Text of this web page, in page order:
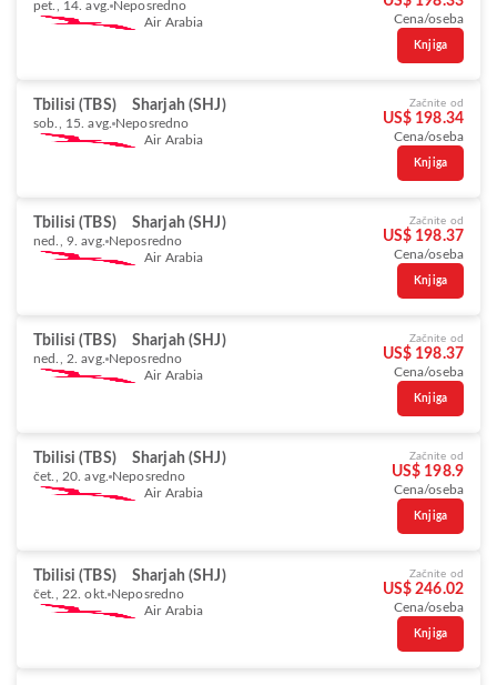
pet., 14. avg. Neposredno
Air Arabia
Cena/oseba
Knjiga
Tbilisi (TBS) Sharjah (SHJ)
sob., 15. avg. Neposredno
Air Arabia
Začnite od
US$ 198.34
Cena/oseba
Knjiga
Tbilisi (TBS) Sharjah (SHJ)
ned., 9. avg. Neposredno
Air Arabia
Začnite od
US$ 198.37
Cena/oseba
Knjiga
Tbilisi (TBS) Sharjah (SHJ)
ned., 2. avg. Neposredno
Air Arabia
Začnite od
US$ 198.37
Cena/oseba
Knjiga
Tbilisi (TBS) Sharjah (SHJ)
čet., 20. avg. Neposredno
Air Arabia
Začnite od
US$ 198.9
Cena/oseba
Knjiga
Tbilisi (TBS) Sharjah (SHJ)
čet., 22. okt. Neposredno
Air Arabia
Začnite od
US$ 246.02
Cena/oseba
Knjiga